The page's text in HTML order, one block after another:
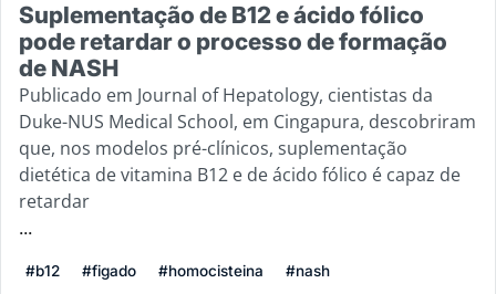
Suplementação de B12 e ácido fólico
pode retardar o processo de formação
de NASH
Publicado em Journal of Hepatology, cientistas da
Duke-NUS Medical School, em Cingapura, descobriram
que, nos modelos pré-clínicos, suplementação
dietética de vitamina B12 e de ácido fólico é capaz de
retardar
...
#b12 #figado #homocisteina
#nash